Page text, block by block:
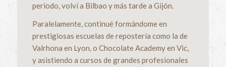
periodo, volví a Bilbao y más tarde a Gijón.
Paralelamente, continué formándome en
prestigiosas escuelas de repostería como la de
Valrhona en Lyon, o Chocolate Academy en Vic,
y asistiendo a cursos de grandes profesionales